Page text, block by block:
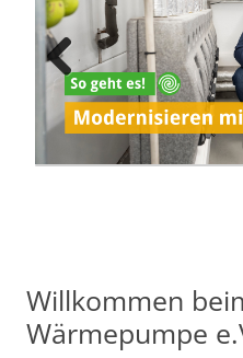
PREVIOUS
Willkommen
Wärmepumpe